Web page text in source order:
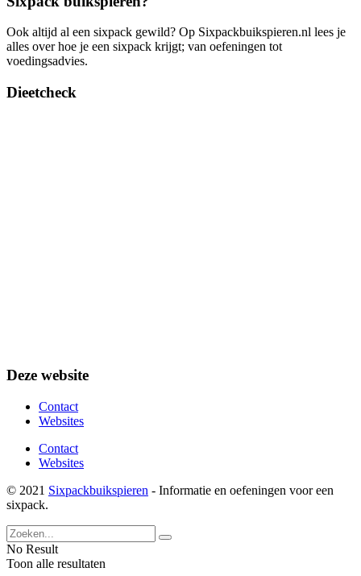
Ook altijd al een sixpack gewild? Op Sixpackbuikspieren.nl lees je
alles over hoe je een sixpack krijgt; van oefeningen tot
voedingsadvies.
Dieetcheck
Deze website
Contact
Websites
Contact
Websites
© 2021 Sixpackbuikspieren - Informatie en oefeningen voor een
sixpack.
No Result
Toon alle resultaten